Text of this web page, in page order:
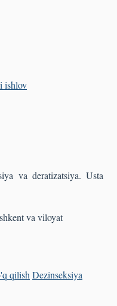
ishlov
va deratizatsiya. Usta
va viloyat
qilish Dezinseksiya